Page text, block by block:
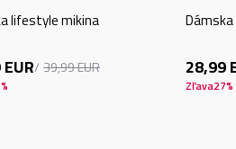
lifestyle mikina
EUR 39,99EUR
%
28,99
Zľava27%